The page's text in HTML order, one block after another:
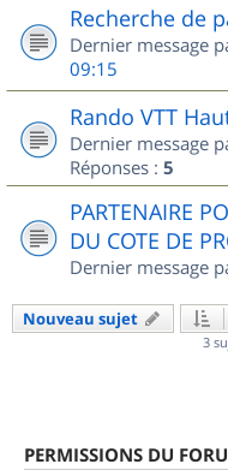
Recherche de
Dernier message
09:15
Rando VTT
Dernier message
Réponses : 5
PARTENAIRE
DU COTE DE
Dernier message
Nouveau sujet
3
PERMISSIONS DU